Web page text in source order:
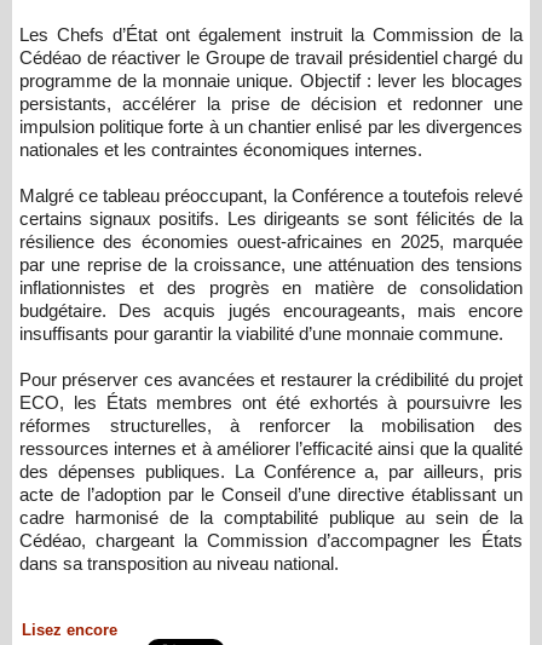
Les Chefs d’État ont également instruit la Commission de la
Cédéao de réactiver le Groupe de travail présidentiel chargé du
programme de la monnaie unique. Objectif : lever les blocages
persistants, accélérer la prise de décision et redonner une
impulsion politique forte à un chantier enlisé par les divergences
nationales et les contraintes économiques internes.
Malgré ce tableau préoccupant, la Conférence a toutefois relevé
certains signaux positifs. Les dirigeants se sont félicités de la
résilience des économies ouest-africaines en 2025, marquée
par une reprise de la croissance, une atténuation des tensions
inflationnistes et des progrès en matière de consolidation
budgétaire. Des acquis jugés encourageants, mais encore
insuffisants pour garantir la viabilité d’une monnaie commune.
Pour préserver ces avancées et restaurer la crédibilité du projet
ECO, les États membres ont été exhortés à poursuivre les
réformes structurelles, à renforcer la mobilisation des
ressources internes et à améliorer l’efficacité ainsi que la qualité
des dépenses publiques. La Conférence a, par ailleurs, pris
acte de l’adoption par le Conseil d’une directive établissant un
cadre harmonisé de la comptabilité publique au sein de la
Cédéao, chargeant la Commission d’accompagner les États
dans sa transposition au niveau national.
Lisez encore